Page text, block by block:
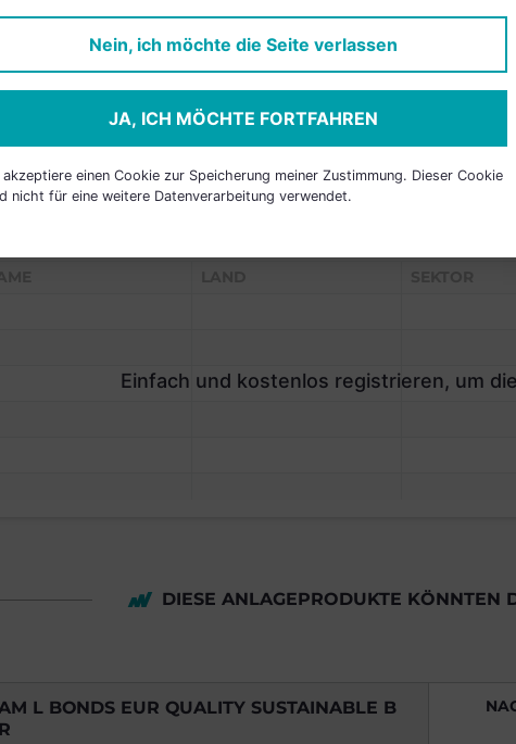
registrieren, um dieses Feature
freizuschalten.
Einfach und kostenlos registrieren, um
DIESE ANLAGEPRODUKTE KÖNNTEN
L BONDS EUR QUALITY SUSTAINABLE B
Nein, ich möchte die Seite verlassen
JA, ICH MÖCHTE FORTFAHREN
akzeptiere einen Cookie zur Speicherung meiner Zustimmung. Dieser Cookie
nicht für eine weitere Datenverarbeitung verwendet.